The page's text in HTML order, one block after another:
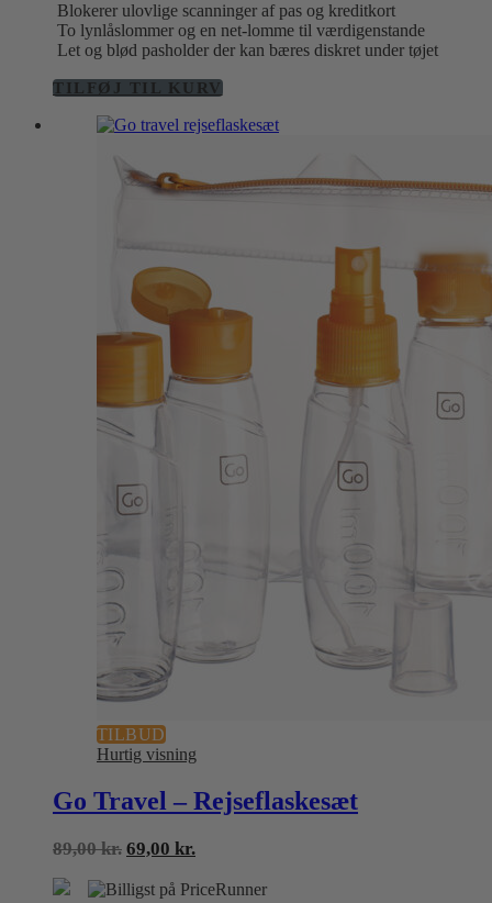
Blokerer ulovlige scanninger af pas og kreditkort
To lynlåslommer og en net-lomme til værdigenstande
Let og blød pasholder der kan bæres diskret under tøjet
TILFØJ TIL KURV
TILBUD
Hurtig visning
Go Travel – Rejseflaskesæt
89,00kr. Den
pris
69,00 kr.Den
pris